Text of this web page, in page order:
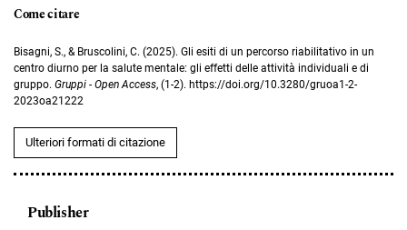
Come citare
Bisagni, S., & Bruscolini, C. (2025). Gli esiti di un percorso riabilitativo in un
centro diurno per la salute mentale: gli effetti delle attività individuali e di
gruppo. Gruppi - Open Access, (1-2). https://doi.org/10.3280/gruoa1-2-
2023oa21222
Ulteriori formati di citazione
Publisher